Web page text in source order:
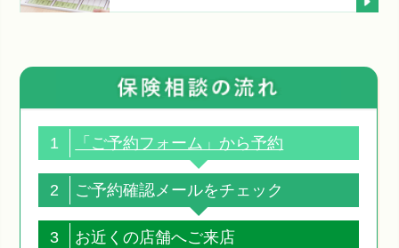
1 「ご予約フォーム」から予約
2 ご予約確認メールをチェック
3 お近くの店舗へご来店